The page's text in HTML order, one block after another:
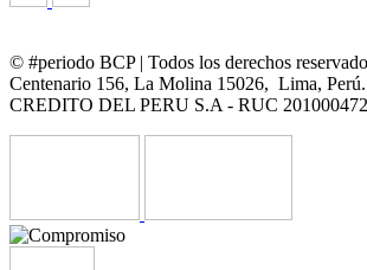
© #periodo BCP | Todos los derechos
Centenario 156, La Molina 15026, Lima,
CREDITO DEL PERU S.A - RUC